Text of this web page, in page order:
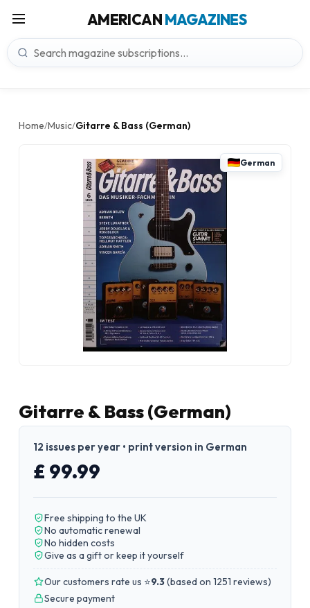
AMERICANMAGAZINES
Home/Music/Gitarre & Bass (German)
German
Gitarre & Bass (German)
12 issues per year • print version in German
£ 99.99
Free shipping to the UK
No automatic renewal
No hidden costs
Give as a gift or keep it yourself
Our customers rate us ⭐9.3(based on 1251 reviews)
Secure payment